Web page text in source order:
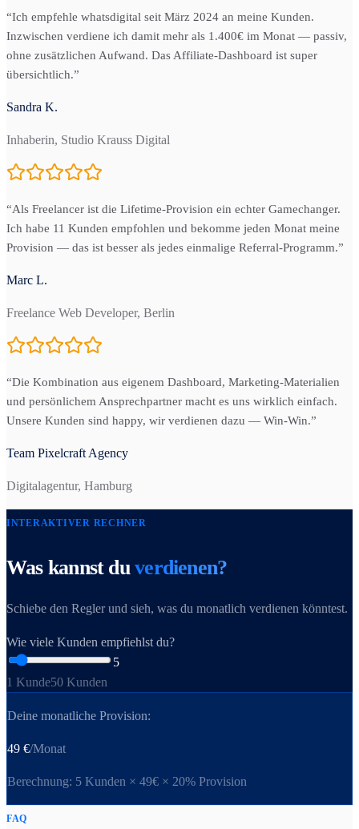
“Ich empfehle whatsdigital seit März 2024 an meine Kunden.
Inzwischen verdiene ich damit mehr als 1.400€ im Monat — passiv,
ohne zusätzlichen Aufwand. Das Affiliate-Dashboard ist super
übersichtlich.”
Sandra K.
Inhaberin, Studio Krauss Digital
“Als Freelancer ist die Lifetime-Provision ein echter Gamechanger.
Ich habe 11 Kunden empfohlen und bekomme jeden Monat meine
Provision — das ist besser als jedes einmalige Referral-Programm.”
Marc L.
Freelance Web Developer, Berlin
“Die Kombination aus eigenem Dashboard, Marketing-Materialien
und persönlichem Ansprechpartner macht es uns wirklich einfach.
Unsere Kunden sind happy, wir verdienen dazu — Win-Win.”
Team Pixelcraft Agency
Digitalagentur, Hamburg
INTERAKTIVER RECHNER
Was kannst duverdienen?
Schiebe den Regler und sieh, was du monatlich verdienen könntest.
Wie viele Kunden empfiehlst du?
5
1 Kunde50 Kunden
Deine monatliche Provision:
49 €/Monat
Berechnung: 5 Kunden × 49€ × 20% Provision
FAQ